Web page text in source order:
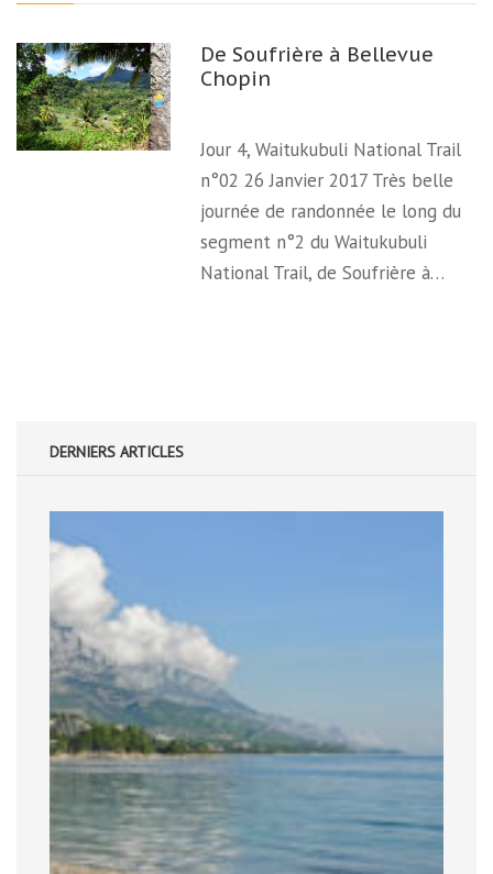
De Soufrière à Bellevue
Chopin
Jour 4, Waitukubuli National Trail
n°02 26 Janvier 2017 Très belle
journée de randonnée le long du
segment n°2 du Waitukubuli
National Trail, de Soufrière à…
DERNIERS ARTICLES